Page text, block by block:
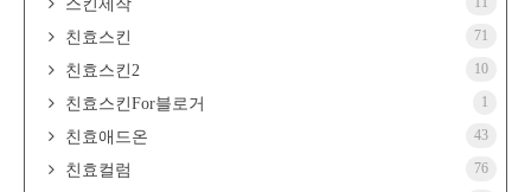
스킨제작
친효스킨 71
친효스킨2 10
친효스킨For블로거 1
친효애드온 43
친효컬럼 76